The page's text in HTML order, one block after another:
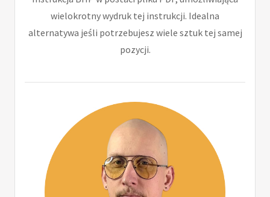
wielokrotny wydruk tej instrukcji. Idealna
alternatywa jeśli potrzebujesz wiele sztuk tej samej
pozycji.